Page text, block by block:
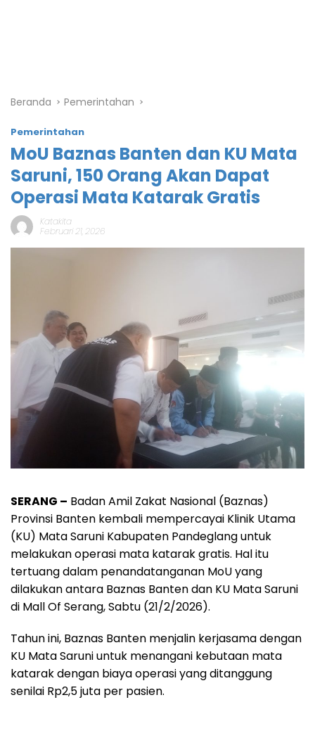
Beranda Pemerintahan
Pemerintahan
MoU Baznas Banten dan KU Mata
Saruni, 150 Orang Akan Dapat
Operasi Mata Katarak Gratis
Katakita
Februari 21, 2026
SERANG – Badan Amil Zakat Nasional (Baznas)
Provinsi Banten kembali mempercayai Klinik Utama
(KU) Mata Saruni Kabupaten Pandeglang untuk
melakukan operasi mata katarak gratis. Hal itu
tertuang dalam penandatanganan MoU yang
dilakukan antara Baznas Banten dan KU Mata Saruni
di Mall Of Serang, Sabtu (21/2/2026).
Tahun ini, Baznas Banten menjalin kerjasama dengan
KU Mata Saruni untuk menangani kebutaan mata
katarak dengan biaya operasi yang ditanggung
senilai Rp2,5 juta per pasien.